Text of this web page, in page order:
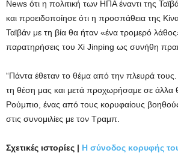
News ότι η πολιτική των ΗΠΑ έναντι της
και προειδοποίησε ότι η προσπάθεια της
Ταϊβάν με τη βία θα ήταν «ένα τρομερό
παρατηρήσεις του Xi Jinping ως συνήθη
“Πάντα έθεταν το θέμα από την πλευρά
τη θέση μας και μετά προχωρήσαμε σε άλλα
Ρούμπιο, ένας από τους κορυφαίους
στις συνομιλίες με τον Τραμπ.
Σχετικές ιστορίες | Η σύνοδος κορυφής